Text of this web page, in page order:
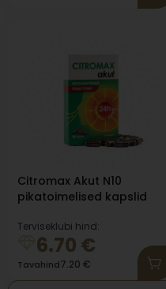
Citromax Akut N10
pikatoimelised kapslid
Terviseklubi hind:
6.70 €
Tavahind7.20 €